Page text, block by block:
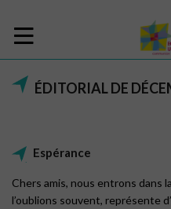
ÉDITORIAL DE
Espérance
Chers amis, nous entrons dans
l’oublions souvent, représente